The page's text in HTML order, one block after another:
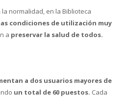
normalidad, en la Biblioteca
condiciones de utilización muy
a preservar la salud de todos.
a dos usuarios mayores de
un total de 60 puestos. Cada